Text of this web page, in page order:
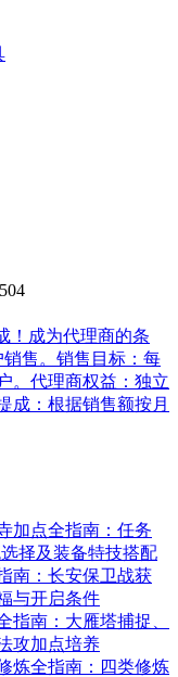
！成为代理商的条
售。销售目标：每
。代理商权益：独立
成：根据销售额按月
加点全指南：任务
择及装备特技搭配
南：长安保卫战获
与开启条件
指南：大雁塔捕捉、
攻加点培养
炼全指南：四类修炼